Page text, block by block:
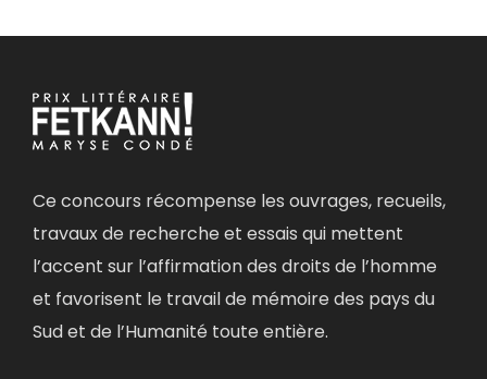
Ce concours récompense les ouvrages, recueils,
travaux de recherche et essais qui mettent
l’accent sur l’affirmation des droits de l’homme
et favorisent le travail de mémoire des pays du
Sud et de l’Humanité toute entière.